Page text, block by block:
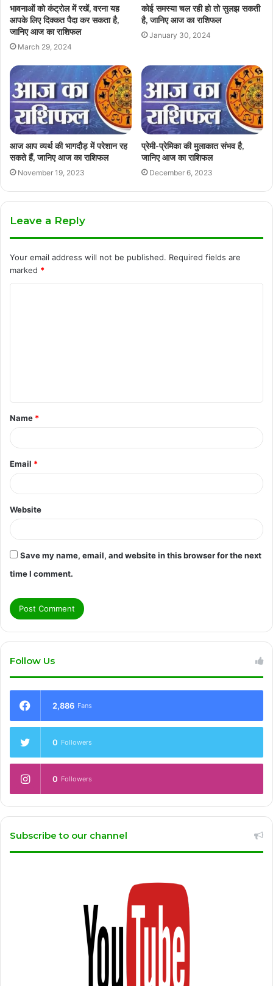
भावनाओं को कंट्रोल में रखें, वरना यह
आपके लिए दिक्कत पैदा कर सकता है,
जानिए आज का राशिफल
March 29, 2024
कोई समस्या चल रही हो तो सुलझ सकती
है, जानिए आज का राशिफल
January 30, 2024
आज आप व्यर्थ की भागदौड़ में परेशान रह
सकते हैं, जानिए आज का राशिफल
November 19, 2023
प्रेमी-प्रेमिका की मुलाकात संभव है,
जानिए आज का राशिफल
December 6, 2023
Leave a Reply
Your email address will not be published. Required fields are
marked *
t
*
Name *
Email *
Website
Save my name, email, and website in this browser for the next
time I comment.
Follow Us
2,886 Fans
0 Followers
0 Followers
Subscribe to our channel